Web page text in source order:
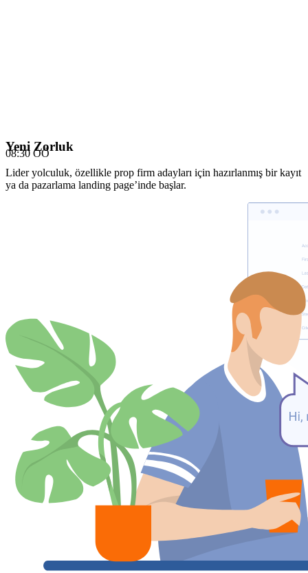
08:30 ÖÖ
Yeni Zorluk
Lider yolculuk, özellikle prop firm adayları için hazırlanmış bir kayıt
ya da pazarlama landing page’inde başlar.